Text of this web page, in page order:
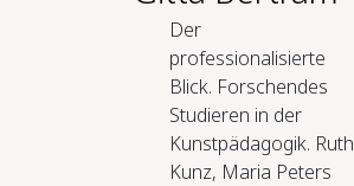
Der
professionalisierte
Blick. Forschendes
Studieren in der
Kunstpädagogik. Ruth
Kunz, Maria Peters